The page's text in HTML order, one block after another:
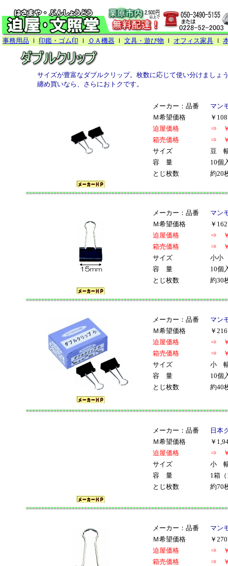
サイズが豊富なダブルクリップ。枚数に応じて使い分けましょ
纏め買いなら、さらにおトクです。
メーカー：品番
マン
Ｍ希望価格
￥
迫屋価格
⇒ ￥
箱売価格
⇒ ￥
サイズ
豆
容 量
10個
とじ枚数
約20
メーカー：品番
マン
Ｍ希望価格
￥
迫屋価格
⇒ ￥
箱売価格
⇒ ￥
サイズ
小小
容 量
10個
とじ枚数
約30
メーカー：品番
マン
Ｍ希望価格
￥
迫屋価格
⇒ ￥
箱売価格
⇒ ￥
サイズ
小
容 量
10個
とじ枚数
約40
メーカー：品番
日本
Ｍ希望価格
￥
迫屋価格
⇒ ￥
サイズ
小
容 量
1箱
とじ枚数
約70
メーカー：品番
マン
Ｍ希望価格
￥
迫屋価格
⇒ ￥
箱売価格
⇒ ￥
事務用品 ｌ 印鑑・ゴム印 ｌ ＯＡ機器 ｌ 文具・遊び物 ｌ オフィス家具 ｌ